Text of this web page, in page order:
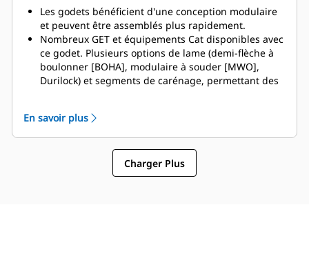
Les godets bénéficient d'une conception modulaire
et peuvent être assemblés plus rapidement.
Nombreux GET et équipements Cat disponibles avec
ce godet. Plusieurs options de lame (demi-flèche à
boulonner [BOHA], modulaire à souder [MWO],
Durilock) et segments de carénage, permettant des
dessus l'arrière du godet et diminue ainsi le risque
d'endommagement de la flèche/du bras de
manutention et des composants.
Caterpillar propose le godet et une suite complète
d'options de GET. Caterpillar et nos concessionnaires
En savoir plus
Charger Plus